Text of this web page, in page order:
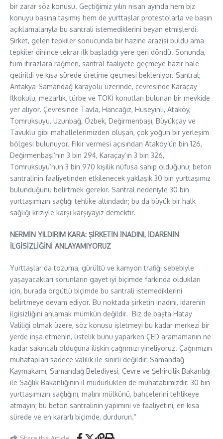
bir zarar söz konusu. Geçtiğimiz yılın nisan ayında hem biz
konuyu basına taşımış hem de yurttaşlar protestolarla ve basın
açıklamalarıyla bu santrali istemediklerini beyan etmişlerdi.
Şirket, gelen tepkiler sonucunda bir hazine arazisi buldu ama
tepkiler dinince tekrar ilk başladığı yere geri döndü. Sonunda,
tüm itirazlara rağmen, santral faaliyete geçmeye hazır hale
getirildi ve kısa sürede üretime geçmesi bekleniyor. Santral;
Antakya-Samandağ karayolu üzerinde, çevresinde Karaçay
İlkokulu, mezarlık, türbe ve TOKİ konutları bulunan bir mevkide
yer alıyor. Çevresinde Tavla, Hancağız, Hüseyinli, Ataköy,
Tomruksuyu, Uzunbağ, Özbek, Değirmenbaşı, Büyükçay ve
Tavuklu gibi mahallelerimizden oluşan, çok yoğun bir yerleşim
bölgesi bulunuyor. Fikir vermesi açısından Ataköy’ün bin 126,
Değirmenbaşı’nın 3 bin 294, Karaçay’ın 3 bin 326,
Tomruksuyu’nun 3 bin 970 kişilik nüfusa sahip olduğunu; beton
santralinin faaliyetinden etkilenecek yaklaşık 30 bin yurttaşımız
bulunduğunu belirtmek gerekir. Santral nedeniyle 30 bin
yurttaşımızın sağlığı tehlike altındadır; bu da büyük bir halk
sağlığı kriziyle karşı karşıyayız demektir.
NERMİN YILDIRIM KARA: ŞİRKETİN İNADINI, İDARENİN
İLGİSİZLİĞİNİ ANLAYAMIYORUZ
Yurttaşlar da tozuma, gürültü ve kamyon trafiği sebebiyle
yaşayacakları sorunların gayet iyi biçimde farkında oldukları
için, burada örgütlü biçimde bu santrali istemediklerini
belirtmeye devam ediyor. Bu noktada şirketin inadını, idarenin
ilgisizliğini anlamak mümkün değildir. Biz de başta Hatay
Valiliği olmak üzere, söz konusu işletmeyi bu kadar merkezi bir
yerde inşa etmenin, üstelik bunu yaparken ÇED aramamanın ne
kadar sakıncalı olduğuna ilişkin çağrımızı yineliyoruz. Çağrımızın
muhatapları sadece valilik ile sınırlı değildir: Samandağ
Kaymakamı, Samandağ Belediyesi, Çevre ve Şehircilik Bakanlığı
ile Sağlık Bakanlığının il müdürlükleri de muhatabımızdır: 30 bin
yurttaşımızın sağlığını, malını mülkünü, bahçelerini tehlikeye
atmayın; bu beton santralinin yapımını ve faaliyetini, en kısa
sürede ve en kararlı biçimde, durdurun.”